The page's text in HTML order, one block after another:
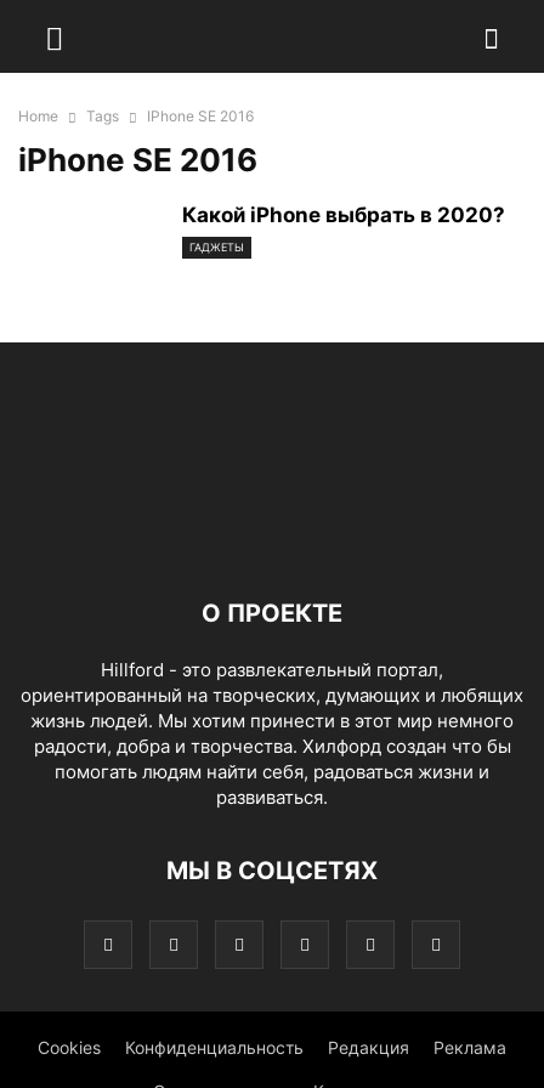
Home Tags IPhone SE 2016
iPhone SE 2016
Какой iPhone выбрать в 2020?
ГАДЖЕТЫ
О ПРОЕКТЕ
Hillford - это развлекательный портал,
ориентированный на творческих, думающих и любящих
жизнь людей. Мы хотим принести в этот мир немного
радости, добра и творчества. Хилфорд создан что бы
помогать людям найти себя, радоваться жизни и
развиваться.
МЫ В СОЦСЕТЯХ
Cookies Конфиденциальность Редакция Реклама